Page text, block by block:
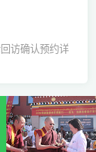
访确认预约详